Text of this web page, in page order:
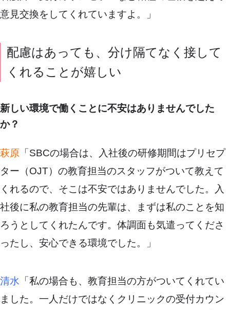
意見交換をしてくれていますよ。」
配慮はあっても、分け隔てなく接して
くれることが嬉しい
新しい環境で働くことに不安はありませんでした
か？
萩原 「SBCの場合は、入社後の研修期間はプリセプ
ター（OJT）の教育担当のスタッフがついて教えて
くれるので、そこは不安ではありませんでした。入
社後に私の教育担当の先輩は、まずは私のことを知
ろうとしてくれたんです。体調面も気遣ってくださ
ったし、安心できる環境でした。」
清水 「私の場合も、教育担当の方がついてくれてい
ました。一人だけではなくクリニックの受付カウン